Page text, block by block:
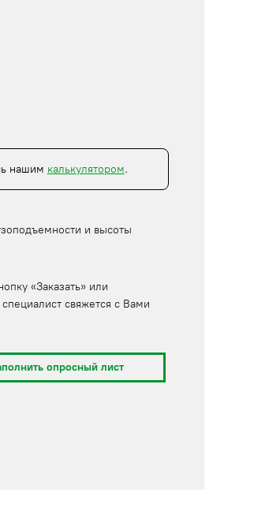
нашим калькулятором.
и высоты
«Заказать» или
свяжется с Вами
опросный лист